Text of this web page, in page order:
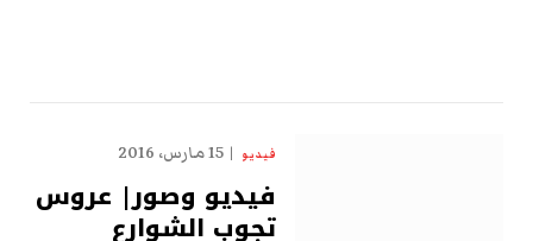
فيديو 15 مارس، 2016
فيديو وصور| عروس
تجوب الشوارع